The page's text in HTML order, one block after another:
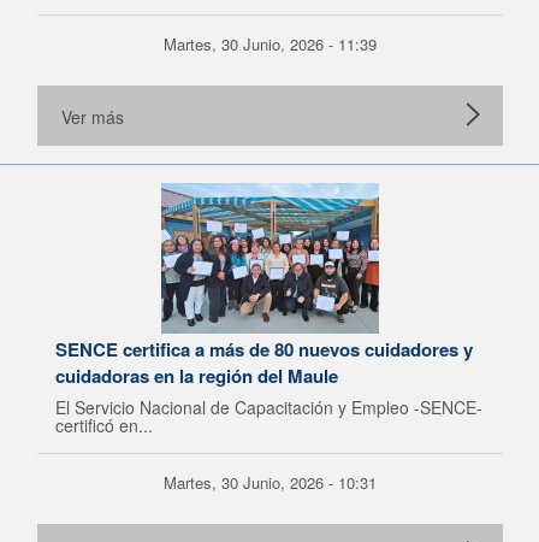
Martes, 30 Junio, 2026 - 11:39
Ver más
SENCE certifica a más de 80 nuevos cuidadores y
cuidadoras en la región del Maule
El Servicio Nacional de Capacitación y Empleo -SENCE-
certificó en...
Martes, 30 Junio, 2026 - 10:31